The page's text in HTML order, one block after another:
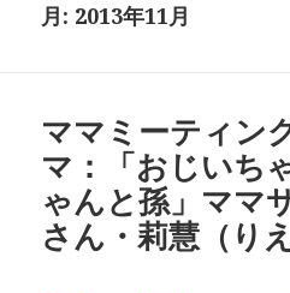
月: 2013年11月
ママミーティン
マ：「おじいち
ゃんと孫」ママ
さん・莉慧（り